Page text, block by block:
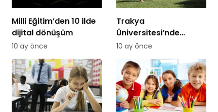
Milli Eğitim’den 10 ilde
dijital dönüşüm
10 ay önce
Trakya
Üniversitesi’nde
Kırkpınar tanıtımı
10 ay önce